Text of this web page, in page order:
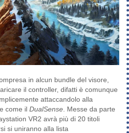
in alcun bundle del visore,
il controller, difatti è comunque
attaccandolo alla
come il DualSense . Messe da parte
VR2 avrà più di 20 titoli
si uniranno alla lista